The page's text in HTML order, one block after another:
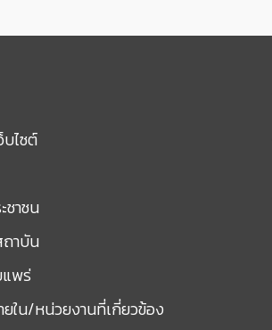
ไซต์
ชาชน
าบัน
พร่
ยใน/หน่วยงานที่เกี่ยวข้อง